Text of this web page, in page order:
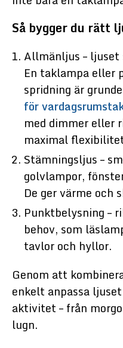
Så bygger du rätt
Allmänljus –
En taklampa eller
spridning är
för
med dimmer eller
maximal
Stämningsljus –
golvlampor,
De ger värme och
Punktbelysning –
behov, som
tavlor och hyllor.
Genom att
enkelt anpassa
aktivitet – från
lugn.